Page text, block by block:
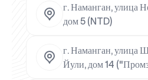
г. Наманган, улица
дом 5 (NTD)
г. Наманган, улица
Йули, дом 14